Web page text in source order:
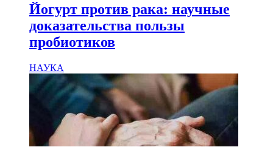
Йогурт против рака: научные
доказательства пользы
пробиотиков
НАУКА